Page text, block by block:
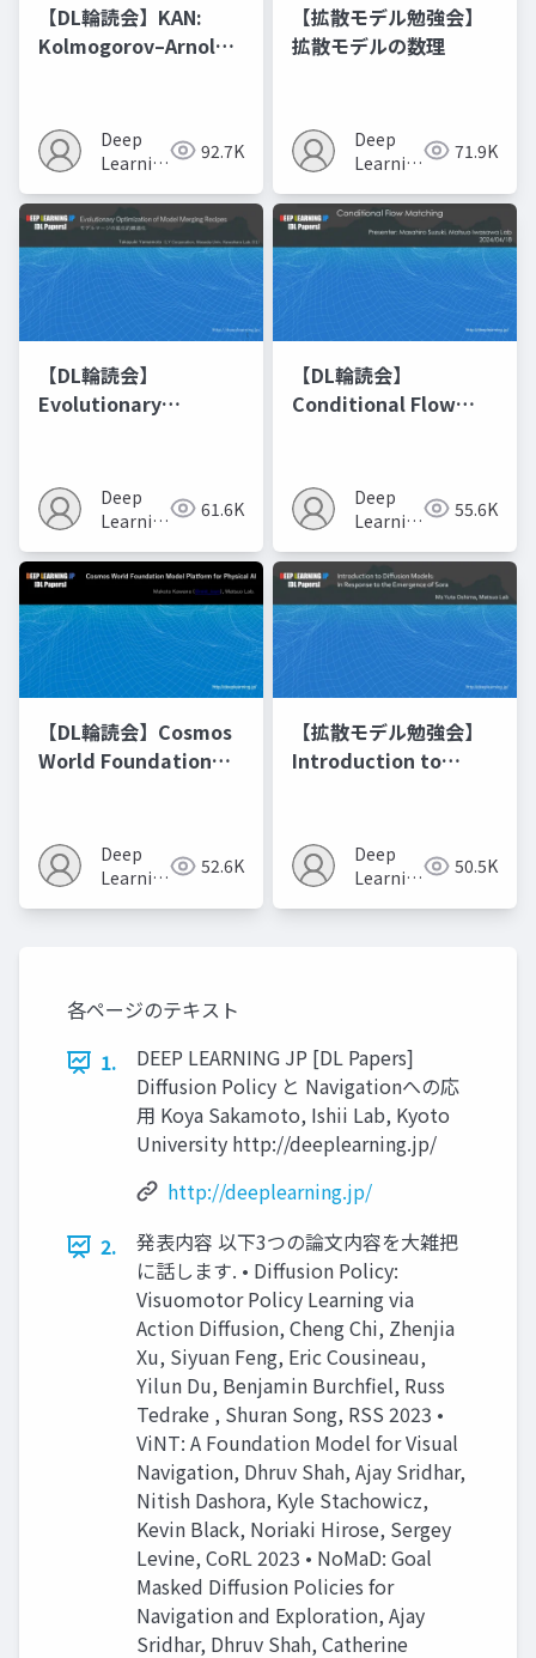
【DL輪読会】KAN:
Kolmogorov–Arnold
Deep
Learning
92.7K
【拡散モデル勉強会】
拡散モデルの数理
Deep
Learning
71.9K
【DL輪読会】
Evolutionary
Recipes モデルマージ
の進化的最適化
Deep
Learning
61.6K
【DL輪読会】
Conditional Flow
Deep
Learning
55.6K
【DL輪読会】Cosmos
World Foundation
Deep
Learning
52.6K
【拡散モデル勉強会】
Introduction to
Deep
Learning
50.5K
各ページのテキスト
1.
DEEP LEARNING JP [DL Papers]
Diffusion Policy と Navigationへの応
⽤ Koya Sakamoto, Ishii Lab, Kyoto
University http://deeplearning.jp/
http://deeplearning.jp/
2.
発表内容 以下3つの論⽂内容を⼤雑把
に話します. • Diffusion Policy:
Visuomotor Policy Learning via
Action Diffusion, Cheng Chi, Zhenjia
Xu, Siyuan Feng, Eric Cousineau,
Yilun Du, Benjamin Burchfiel, Russ
Tedrake , Shuran Song, RSS 2023 •
ViNT: A Foundation Model for Visual
Navigation, Dhruv Shah, Ajay Sridhar,
Nitish Dashora, Kyle Stachowicz,
Kevin Black, Noriaki Hirose, Sergey
Levine, CoRL 2023 • NoMaD: Goal
Masked Diffusion Policies for
Navigation and Exploration, Ajay
Sridhar, Dhruv Shah, Catherine